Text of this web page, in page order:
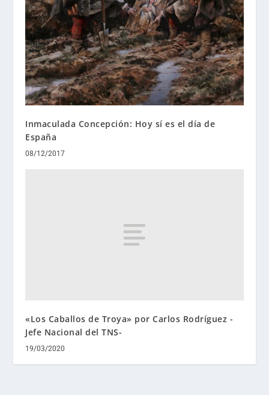
Inmaculada Concepción: Hoy sí es el día de
España
08/12/2017
«Los Caballos de Troya» por Carlos Rodríguez -
Jefe Nacional del TNS-
19/03/2020